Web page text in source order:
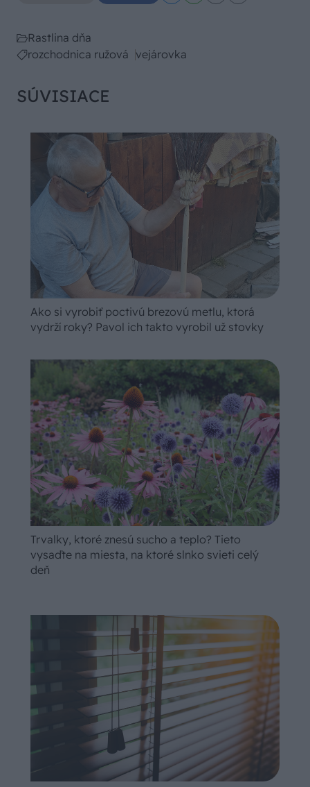
Rastlina dňa
rozchodnica ružová vejárovka
SÚVISIACE
Ako si vyrobiť poctivú brezovú metlu, ktorá
vydrží roky? Pavol ich takto vyrobil už stovky
Trvalky, ktoré znesú sucho a teplo? Tieto
vysaďte na miesta, na ktoré slnko svieti celý
deň